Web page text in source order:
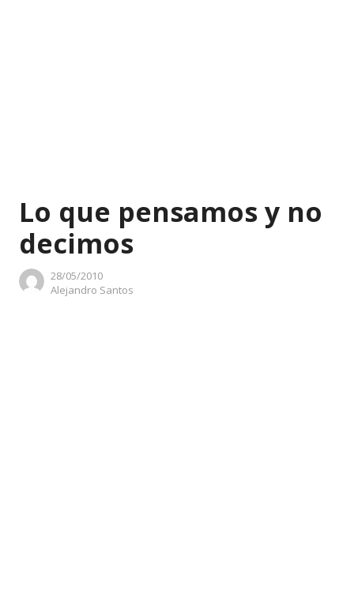
Lo que pensamos y no
decimos
28/05/2010
Author
Alejandro Santos